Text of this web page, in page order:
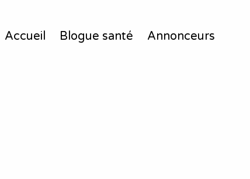
Accueil Blogue santé Annonceurs